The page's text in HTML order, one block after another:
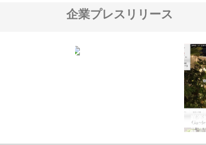
企業プレスリリース
と名
間